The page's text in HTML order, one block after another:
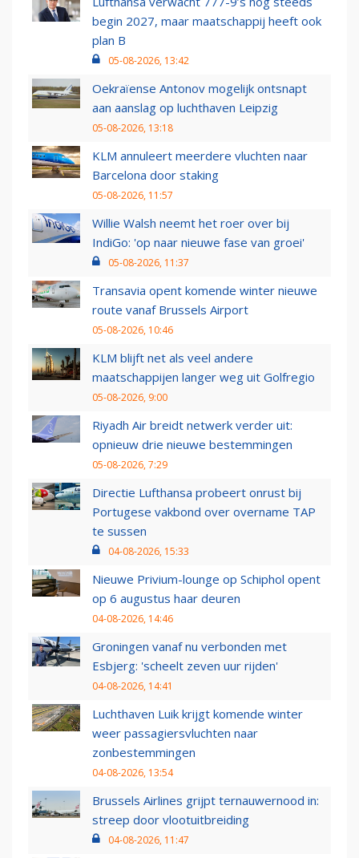
begin 2027, maar maatschappij heeft ook
plan B
05-08-2026, 13:42
Oekraïense Antonov mogelijk ontsnapt
aan aanslag op luchthaven Leipzig
05-08-2026, 13:18
KLM annuleert meerdere vluchten naar
Barcelona door staking
05-08-2026, 11:57
Willie Walsh neemt het roer over bij
IndiGo: 'op naar nieuwe fase van groei'
05-08-2026, 11:37
Transavia opent komende winter nieuwe
route vanaf Brussels Airport
05-08-2026, 10:46
KLM blijft net als veel andere
maatschappijen langer weg uit Golfregio
05-08-2026, 9:00
Riyadh Air breidt netwerk verder uit:
opnieuw drie nieuwe bestemmingen
05-08-2026, 7:29
Directie Lufthansa probeert onrust bij
Portugese vakbond over overname TAP
te sussen
04-08-2026, 15:33
Nieuwe Privium-lounge op Schiphol opent
op 6 augustus haar deuren
04-08-2026, 14:46
Groningen vanaf nu verbonden met
Esbjerg: 'scheelt zeven uur rijden'
04-08-2026, 14:41
Luchthaven Luik krijgt komende winter
weer passagiersvluchten naar
zonbestemmingen
04-08-2026, 13:54
Brussels Airlines grijpt ternauwernood in:
streep door vlootuitbreiding
04-08-2026, 11:47